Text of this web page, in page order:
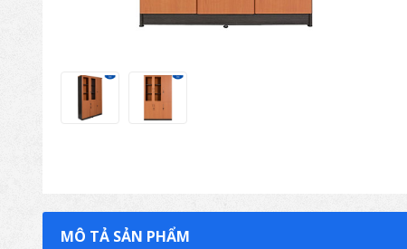
MÔ TẢ SẢN PHẨM